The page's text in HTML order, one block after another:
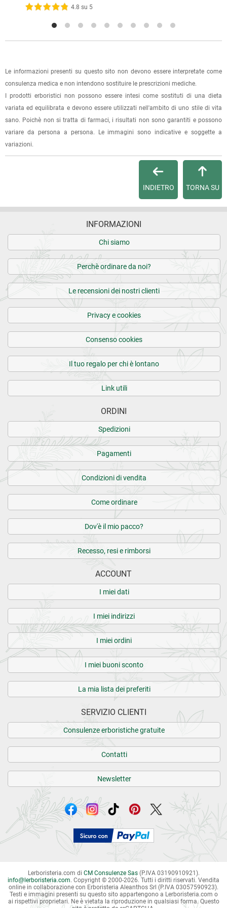
oppure dalla fattura se richiesta al momento dell'ordine
dell'ordine e lo stato della spedizione.
Per qualsiasi informazione, contattaci viae-mail.
Per maggiori dettagli, vedi le Condizioni di vendita.
4.8 su 5
Le informazioni presenti su questo sito non devono essere interpretate come
consulenza medica e non intendono sostituire le prescrizioni mediche.
I prodotti erboristici non possono essere intesi come sostituti di una dieta
variata ed equilibrata e devono essere utilizzati nell'ambito di uno stile di vita
sano. Poichè non si tratta di farmaci, i risultati non sono garantiti e possono
variare da persona a persona. Le immagini sono indicative e soggette a
variazioni.
TORNA SU
INDIETRO
INFORMAZIONI
Chi siamo
Perchè ordinare da noi?
Le recensioni dei nostri clienti
Privacy e cookies
Consenso cookies
Il tuo regalo per chi è lontano
Link utili
ORDINI
Spedizioni
Pagamenti
Condizioni di vendita
Come ordinare
Dov'è il mio pacco?
Recesso, resi e rimborsi
ACCOUNT
I miei dati
I miei indirizzi
I miei ordini
I miei buoni sconto
La mia lista dei preferiti
SERVIZIO CLIENTI
Consulenze erboristiche gratuite
Contatti
Newsletter
Lerboristeria.com di CM Consulenze Sas(P.IVA 03190910921).
info@lerboristeria.com. Copyright © 2000-2026. Tutti i diritti riservati. Vendita
online in collaborazione con Erboristeria Aleanthos Srl (P.IVA 03057590923).
Testi e immagini presenti su questo sito appartengono a Lerboristeria.com o
ai rispettivi proprietari. Ne è vietata la riproduzione in qualsiasi forma. Questo